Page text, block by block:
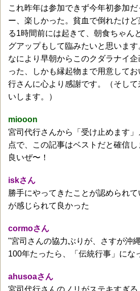
これ昨年は参加できず今年初参加
ー、楽しかった。貧血で倒れたけ
る1時間前には起きて、朝食ちゃん
グアップもして臨みたいと思います
なにより早朝からこのクダラナイ
った、しかも縁起物まで用意して
行さんに心より感謝です。（そし
いします。）
miooon
宮司代行さんから「受け止めます
点で、この記事はベストだと確信
良いぜ〜！
iskさん
勝手にやってきたことが認められ
が感じられて良かった
cormoさん
"宮司さんの協力ぶりが、さすが沖
100年たったら、「伝統行事」にな
ahusoaさん
宮司代行さんのノリがステキすぎる